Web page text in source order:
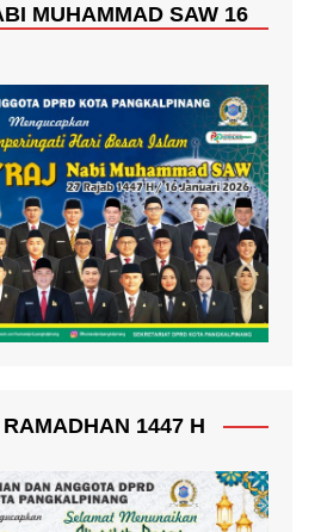
MUHAMMAD SAW 16
1447 H